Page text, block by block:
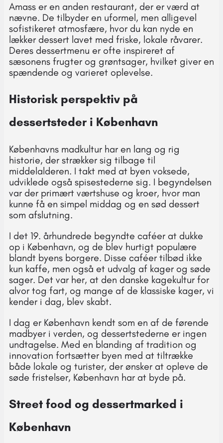
Amass er en anden restaurant, der er værd at
nævne. De tilbyder en uformel, men alligevel
sofistikeret atmosfære, hvor du kan nyde en
lækker dessert lavet med friske, lokale råvarer.
Deres dessertmenu er ofte inspireret af
sæsonens frugter og grøntsager, hvilket giver en
spændende og varieret oplevelse.
Historisk perspektiv på
dessertsteder i København
Københavns madkultur har en lang og rig
historie, der strækker sig tilbage til
middelalderen. I takt med at byen voksede,
udviklede også spisestederne sig. I begyndelsen
var der primært værtshuse og kroer, hvor man
kunne få en simpel middag og en sød dessert
som afslutning.
I det 19. århundrede begyndte caféer at dukke
op i København, og de blev hurtigt populære
blandt byens borgere. Disse caféer tilbød ikke
kun kaffe, men også et udvalg af kager og søde
sager. Det var her, at den danske kagekultur for
alvor tog fart, og mange af de klassiske kager, vi
kender i dag, blev skabt.
I dag er København kendt som en af de førende
madbyer i verden, og dessertstederne er ingen
undtagelse. Med en blanding af tradition og
innovation fortsætter byen med at tiltrække
både lokale og turister, der ønsker at opleve de
søde fristelser, København har at byde på.
Street food og dessertmarked i
København